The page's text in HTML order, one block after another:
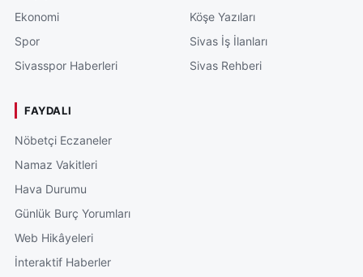
Ekonomi
Spor
Sivasspor Haberleri
Köşe Yazıları
Sivas İş İlanları
Sivas Rehberi
FAYDALI
Nöbetçi Eczaneler
Namaz Vakitleri
Hava Durumu
Günlük Burç Yorumları
Web Hikâyeleri
İnteraktif Haberler